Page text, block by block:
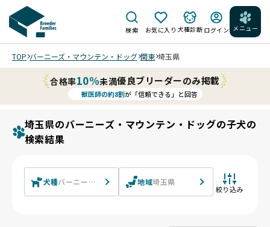
検索 お気に入り 犬種診断 ログイン メニュー
TOP バーニーズ・マウンテン・ドッグ 関東 埼玉県
合格率10%未満優良ブリーダーのみ掲載
獣医師の約8割が「信頼できる」と回答
埼玉県のバーニーズ・マウンテン・ドッグの子犬の
検索結果
犬種バーニーズ・マウンテン・ドッグ
地域埼玉県
絞り込み